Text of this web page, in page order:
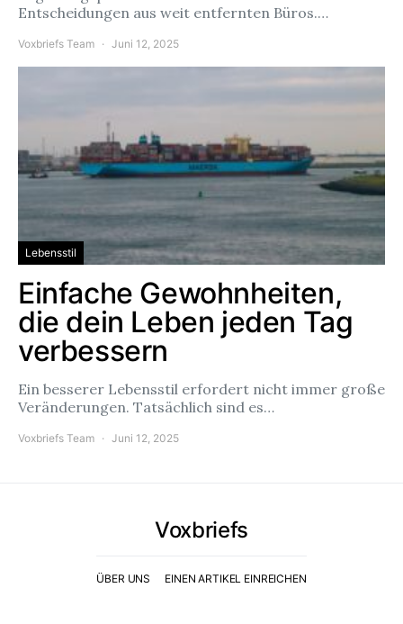
Entscheidungen aus weit entfernten Büros.…
Voxbriefs Team Juni 12, 2025
Lebensstil
Einfache Gewohnheiten,
die dein Leben jeden Tag
verbessern
Ein besserer Lebensstil erfordert nicht immer große
Veränderungen. Tatsächlich sind es…
Voxbriefs Team Juni 12, 2025
Voxbriefs
ÜBER UNS EINEN ARTIKEL EINREICHEN